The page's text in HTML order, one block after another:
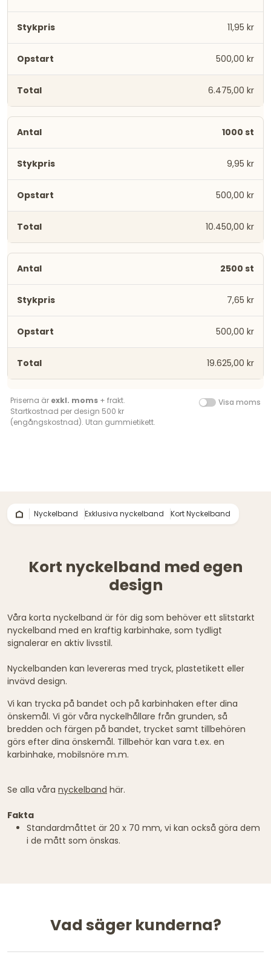
11,95 kr
500,00 kr
6.475,00 kr
1000 st
9,95 kr
500,00 kr
10.450,00 kr
2500 st
7,65 kr
500,00 kr
19.625,00 kr
Priserna är exkl. moms + frakt.
Startkostnad per design 500 kr
(engångskostnad). Utan gummietikett.
Visa moms
Nyckelband Exklusiva nyckelband Kort Nyckelband
Kort nyckelband med egen
design
Våra korta nyckelband är för dig som behöver ett slitstarkt
nyckelband med en kraftig karbinhake, som tydligt
signalerar en aktiv livsstil.
Nyckelbanden kan levereras med tryck, plastetikett eller
invävd design.
Vi kan trycka på bandet och på karbinhaken efter dina
önskemål. Vi gör våra nyckelhållare från grunden, så
bredden och färgen på bandet, trycket samt tillbehören
görs efter dina önskemål. Tillbehör kan vara t.ex. en
karbinhake, mobilsnöre m.m.
Se alla våra nyckelband här.
Fakta
Standardmåttet är 20 x 70 mm, vi kan också göra dem
i de mått som önskas.
Vad säger kunderna?